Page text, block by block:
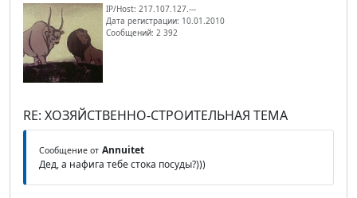
IP/Host: 217.107.127.---
Дата регистрации: 10.01.2010
Сообщений: 2 392
RE: ХОЗЯЙСТВЕННО-СТРОИТЕЛЬНАЯ ТЕМА
Сообщение от Annuitet
Дед, а нафига тебе стока посуды?)))